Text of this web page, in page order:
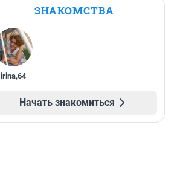
ЗНАКОМСТВА
irina,64
Начать знакомиться